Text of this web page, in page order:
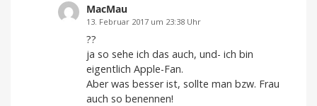
MacMau
13. Februar 2017 um 23:38 Uhr
??
ja so sehe ich das auch, und- ich bin
eigentlich Apple-Fan.
Aber was besser ist, sollte man bzw. Frau
auch so benennen!